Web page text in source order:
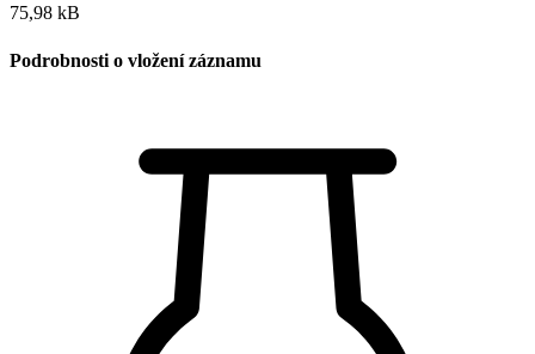
75,98 kB
Podrobnosti o vložení záznamu